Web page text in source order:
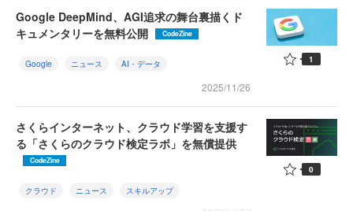
Google DeepMind、AGI追求の舞台裏描くド
キュメンタリーを無料公開
CodeZine
Google ニュース AI・データ
2025/11/26
1
さくらインターネット、クラウド学習を支援す
る「さくらのクラウド検定ラボ」を無償提供
CodeZine
クラウド ニュース スキルアップ
0